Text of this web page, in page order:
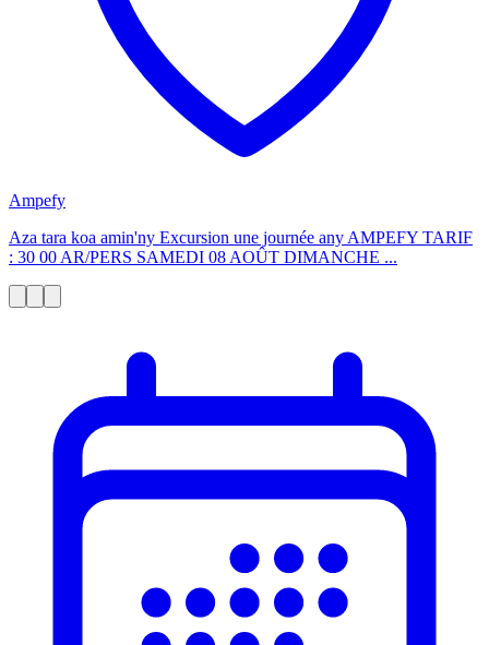
Ampefy
Aza tara koa amin'ny Excursion une journée any AMPEFY TARIF
: 30 00 AR/PERS SAMEDI 08 AOÛT DIMANCHE ...